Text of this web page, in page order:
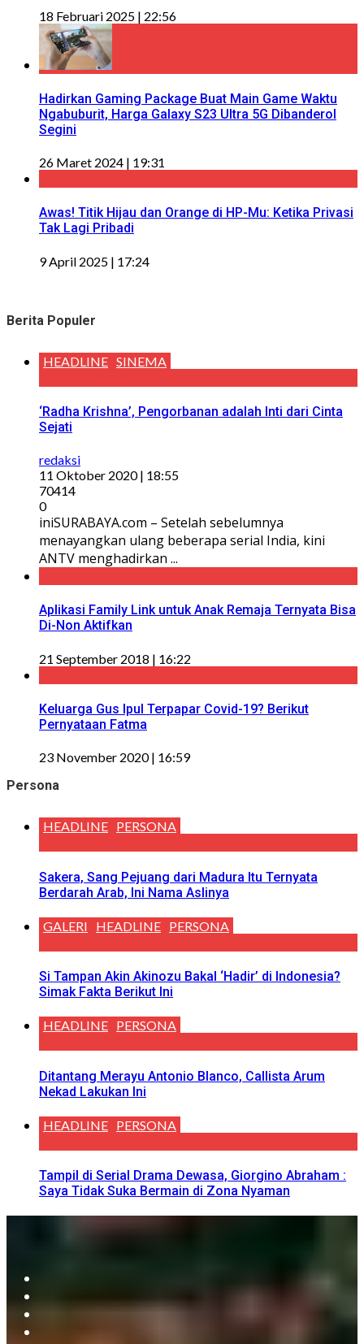
18 Februari 2025 | 22:56
Hadirkan Gaming Package Buat Main Game Waktu
Ngabuburit, Harga Galaxy S23 Ultra 5G Dibanderol
Segini
26 Maret 2024 | 19:31
Awas! Titik Hijau dan Orange di HP-Mu: Ketika Privasi
Tak Lagi Pribadi
9 April 2025 | 17:24
Berita Populer
HEADLINE SINEMA
‘Radha Krishna’, Pengorbanan adalah Inti dari Cinta
Sejati
redaksi
11 Oktober 2020 | 18:55
70414
0
iniSURABAYA.com – Setelah sebelumnya
menayangkan ulang beberapa serial India, kini
ANTV menghadirkan ...
Aplikasi Family Link untuk Anak Remaja Ternyata Bisa
Di-Non Aktifkan
21 September 2018 | 16:22
Keluarga Gus Ipul Terpapar Covid-19? Berikut
Pernyataan Fatma
23 November 2020 | 16:59
Persona
HEADLINE PERSONA
Sakera, Sang Pejuang dari Madura Itu Ternyata
Berdarah Arab, Ini Nama Aslinya
GALERI HEADLINE PERSONA
Si Tampan Akin Akinozu Bakal ‘Hadir’ di Indonesia?
Simak Fakta Berikut Ini
HEADLINE PERSONA
Ditantang Merayu Antonio Blanco, Callista Arum
Nekad Lakukan Ini
HEADLINE PERSONA
Tampil di Serial Drama Dewasa, Giorgino Abraham :
Saya Tidak Suka Bermain di Zona Nyaman